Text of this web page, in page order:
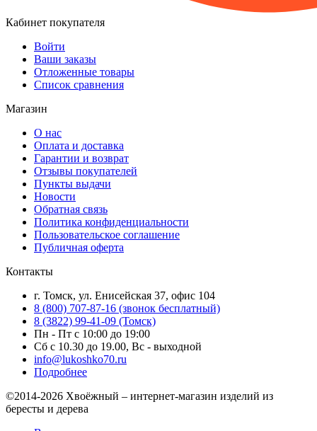
Кабинет покупателя
Войти
Ваши заказы
Отложенные товары
Список сравнения
Магазин
О нас
Оплата и доставка
Гарантии и возврат
Отзывы покупателей
Пункты выдачи
Новости
Обратная связь
Политика конфиденциальности
Пользовательское соглашение
Публичная оферта
Контакты
г. Томск, ул. Енисейская 37, офис 104
8 (800) 707-87-16 (звонок бесплатный)
8 (3822) 99-41-09 (Томск)
Пн - Пт с 10:00 до 19:00
Сб с 10.30 до 19.00, Вс - выходной
info@lukoshko70.ru
Подробнее
©2014-2026 Хвоёжный – интернет-магазин изделий из
бересты и дерева